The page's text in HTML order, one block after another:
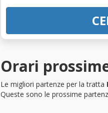
Orari
Le migliori partenze per la tratta
Queste sono le prossime